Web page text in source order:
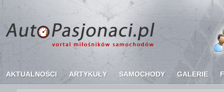
AKTUALNOŚCI ARTYKUŁY SAMOCHODY GALERIE